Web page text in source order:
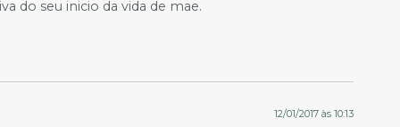
do seu inicio da vida de mae.
12/01/2017 às 10:13